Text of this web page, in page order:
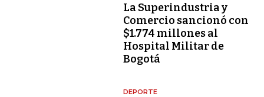
La Superindustria y
Comercio sancionó con
$1.774 millones al
Hospital Militar de
Bogotá
DEPORTE